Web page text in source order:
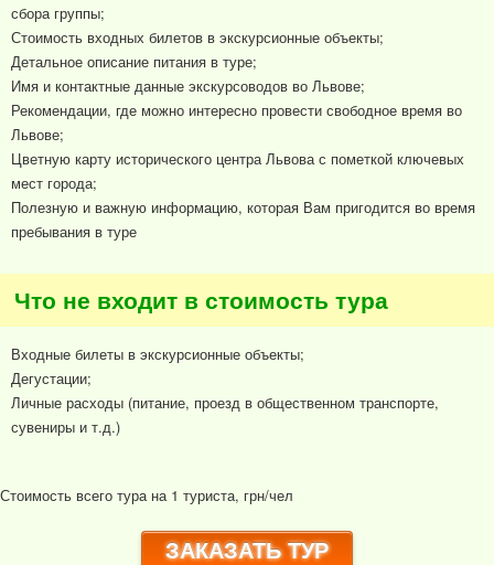
сбора группы;
Стоимость входных билетов в экскурсионные объекты;
Детальное описание питания в туре;
Имя и контактные данные экскурсоводов во Львове;
Рекомендации, где можно интересно провести свободное время во
Львове;
Цветную карту исторического центра Львова с пометкой ключевых
мест города;
Полезную и важную информацию, которая Вам пригодится во время
пребывания в туре
Что не входит в стоимость тура
Входные билеты в экскурсионные объекты;
Дегустации;
Личные расходы (питание, проезд в общественном транспорте,
сувениры и т.д.)
Стоимость всего тура на 1 туриста, грн/чел
ЗАКАЗАТЬ ТУР